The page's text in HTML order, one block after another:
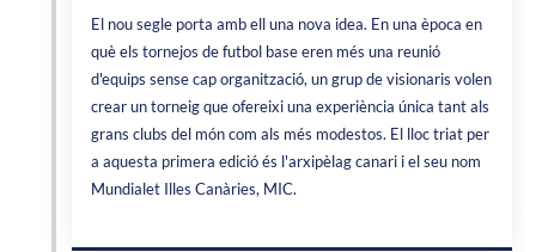
El nou segle porta amb ell una nova idea. En una època en
què els tornejos de futbol base eren més una reunió
d'equips sense cap organització, un grup de visionaris volen
crear un torneig que ofereixi una experiència única tant als
grans clubs del món com als més modestos. El lloc triat per
a aquesta primera edició és l'arxipèlag canari i el seu nom
Mundialet Illes Canàries, MIC.